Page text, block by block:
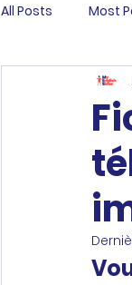
All Posts Most
Life at MES